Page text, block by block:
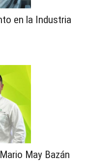
en la Industria
May Bazán